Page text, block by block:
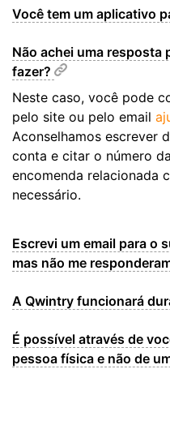
Você tem um aplicativo
Não achei uma resposta
fazer?
Neste caso, você pode
pelo site ou pelo email
Aconselhamos escrever
conta e citar o número
encomenda relacionada
necessário.
Escrevi um email para o
mas não me
A Qwintry funcionará
É possível através de
pessoa física e não de